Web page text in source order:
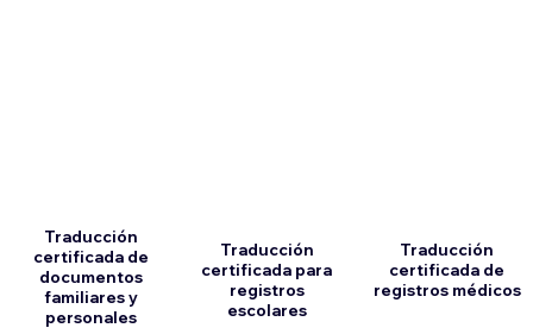
Traducción
certificada de
documentos
familiares y
personales
Traducción
certificada para
registros
escolares
Traducción
certificada de
registros médicos